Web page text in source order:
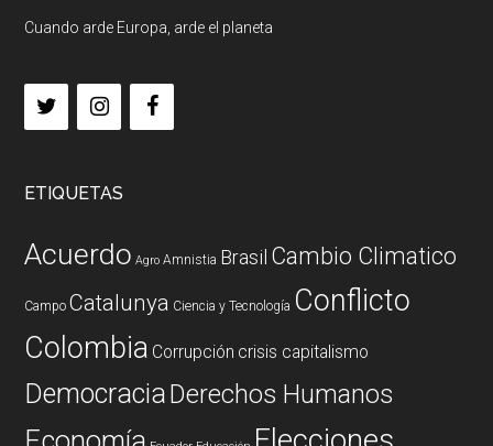
Cuando arde Europa, arde el planeta
ETIQUETAS
Acuerdo Agro Amnistia Brasil Cambio Climatico
Campo Catalunya Ciencia y Tecnología Conflicto
Colombia Corrupción crisis capitalismo
DemocraciaDerechos Humanos